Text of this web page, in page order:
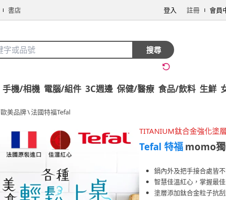
書店 登入 註冊 會員
搜尋
手機/相機 電腦/組件 3C週邊 保健/醫療 食品/飲料 生鮮
歐美品牌\法國特福Tefal
TITANIUM鈦合金強化塗
Tefal 特福momo獨
鍋內外及把手接合處皆
智慧佳溫紅心，掌握最
塗層添加鈦合金粒子抗